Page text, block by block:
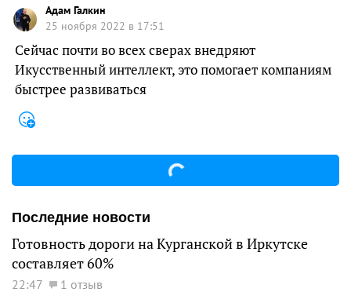
Адам Галкин
25 ноября 2022 в 17:51
Сейчас почти во всех сверах внедряют
Икусственный интеллект, это помогает компаниям
быстрее развиваться
Последние новости
Готовность дороги на Курганской в Иркутске
составляет 60%
22:47 1 отзыв